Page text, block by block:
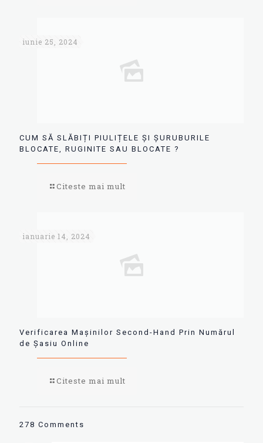
iunie 25, 2024
CUM SĂ SLĂBIȚI PIULIȚELE ȘI ȘURUBURILE
BLOCATE, RUGINITE SAU BLOCATE ?
Citeste mai mult
ianuarie 14, 2024
Verificarea Mașinilor Second-Hand Prin Numărul
de Șasiu Online
Citeste mai mult
278 Comments